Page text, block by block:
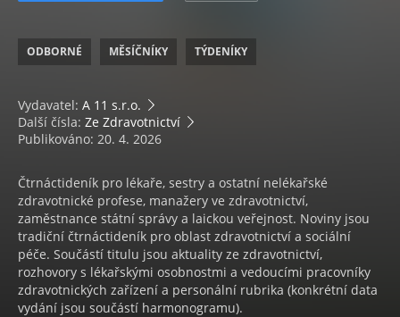
ODBORNÉ MĚSÍČNÍKY TÝDENÍKY
Vydavatel: A 11 s.r.o.
Další čísla: Ze Zdravotnictví
Publikováno: 20. 4. 2026
Čtrnáctideník pro lékaře, sestry a ostatní nelékařské
zdravotnické profese, manažery ve zdravotnictví,
zaměstnance státní správy a laickou veřejnost. Noviny jsou
tradiční čtrnáctideník pro oblast zdravotnictví a sociální
péče. Součástí titulu jsou aktuality ze zdravotnictví,
rozhovory s lékařskými osobnostmi a vedoucími pracovníky
zdravotnických zařízení a personální rubrika (konkrétní data
vydání jsou součástí harmonogramu).